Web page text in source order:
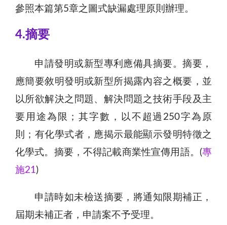
參照本篇第5章之圖式缺漏處理原則辦理。
4.摘要
申請發明或新型專利應備具摘要。摘要，
應簡要敘明發明或新型所揭露內容之概要，並
以所欲解決之問題、解決問題之技術手段及主
要用途為限；其字數，以不超過250字為原
則；有化學式者，應揭示最能顯示發明特徵之
化學式。摘要，不得記載商業性宣傳用語。(專
施21)
申請時如未檢送摘要，將通知限期補正，
屆期未補正者，申請案不予受理。